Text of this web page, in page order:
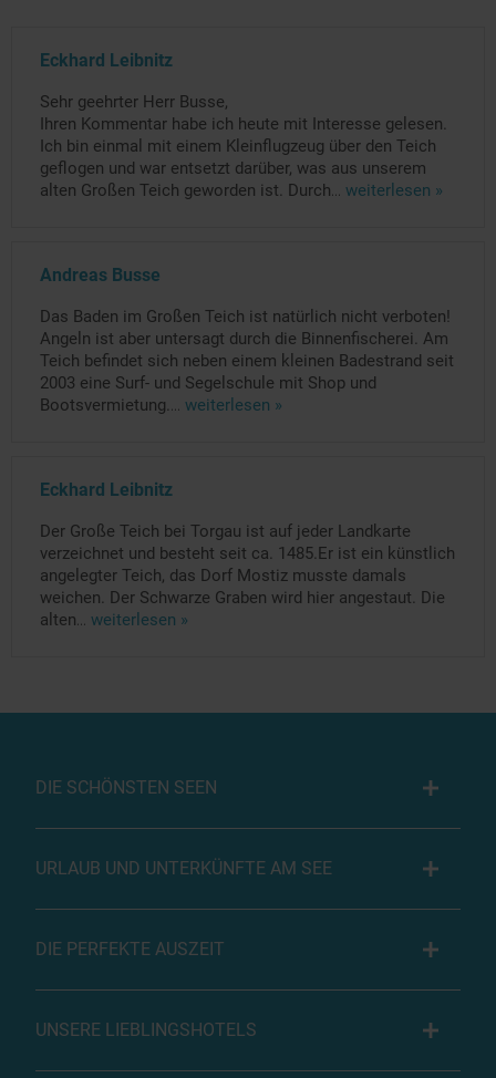
Eckhard Leibnitz
Sehr geehrter Herr Busse,
Ihren Kommentar habe ich heute mit Interesse gelesen.
Ich bin einmal mit einem Kleinflugzeug über den Teich
geflogen und war entsetzt darüber, was aus unserem
alten Großen Teich geworden ist. Durch... weiterlesen »
Andreas Busse
Das Baden im Großen Teich ist natürlich nicht verboten!
Angeln ist aber untersagt durch die Binnenfischerei. Am
Teich befindet sich neben einem kleinen Badestrand seit
2003 eine Surf- und Segelschule mit Shop und
Bootsvermietung.... weiterlesen »
Eckhard Leibnitz
Der Große Teich bei Torgau ist auf jeder Landkarte
verzeichnet und besteht seit ca. 1485.Er ist ein künstlich
angelegter Teich, das Dorf Mostiz musste damals
weichen. Der Schwarze Graben wird hier angestaut. Die
alten... weiterlesen »
DIE SCHÖNSTEN SEEN
URLAUB UND UNTERKÜNFTE AM SEE
DIE PERFEKTE AUSZEIT
UNSERE LIEBLINGSHOTELS